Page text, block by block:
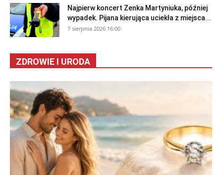
Najpierw koncert Zenka Martyniuka, później
wypadek. Pijana kierująca uciekła z miejsca...
7 sierpnia 2026 16:00
ZDROWIE I URODA